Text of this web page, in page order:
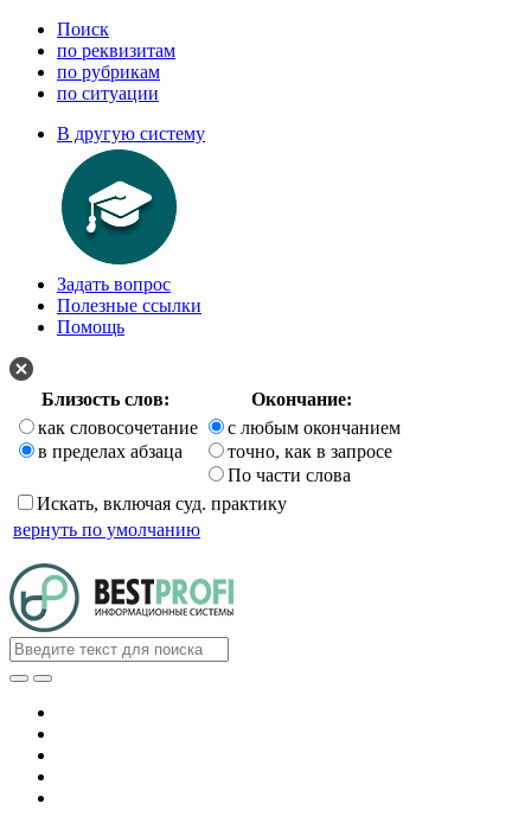
Поиск
по реквизитам
по рубрикам
по ситуации
В другую систему
Задать вопрос
Полезные ссылки
Помощь
Близость слов:
Окончание:
как словосочетание
в пределах абзаца
с любым окончанием
точно, как в запросе
По части слова
Искать, включая суд. практику
вернуть по умолчанию